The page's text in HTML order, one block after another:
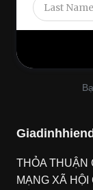
THỎA THUẬN
MẠNG XÃ HỘI